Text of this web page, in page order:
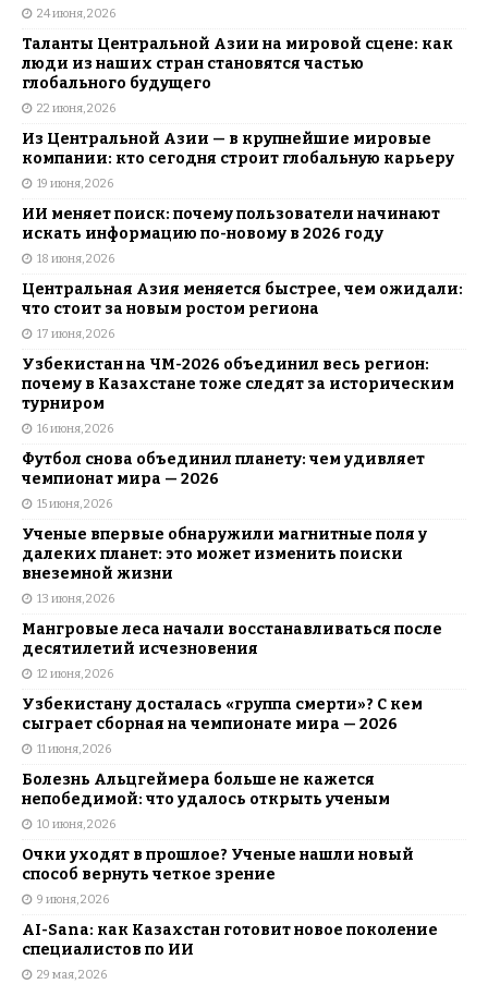
24 июня, 2026
Таланты Центральной Азии на мировой сцене: как
люди из наших стран становятся частью
глобального будущего
22 июня, 2026
Из Центральной Азии — в крупнейшие мировые
компании: кто сегодня строит глобальную карьеру
19 июня, 2026
ИИ меняет поиск: почему пользователи начинают
искать информацию по-новому в 2026 году
18 июня, 2026
Центральная Азия меняется быстрее, чем ожидали:
что стоит за новым ростом региона
17 июня, 2026
Узбекистан на ЧМ-2026 объединил весь регион:
почему в Казахстане тоже следят за историческим
турниром
16 июня, 2026
Футбол снова объединил планету: чем удивляет
чемпионат мира — 2026
15 июня, 2026
Ученые впервые обнаружили магнитные поля у
далеких планет: это может изменить поиски
внеземной жизни
13 июня, 2026
Мангровые леса начали восстанавливаться после
десятилетий исчезновения
12 июня, 2026
Узбекистану досталась «группа смерти»? С кем
сыграет сборная на чемпионате мира — 2026
11 июня, 2026
Болезнь Альцгеймера больше не кажется
непобедимой: что удалось открыть ученым
10 июня, 2026
Очки уходят в прошлое? Ученые нашли новый
способ вернуть четкое зрение
9 июня, 2026
AI-Sana: как Казахстан готовит новое поколение
специалистов по ИИ
29 мая, 2026